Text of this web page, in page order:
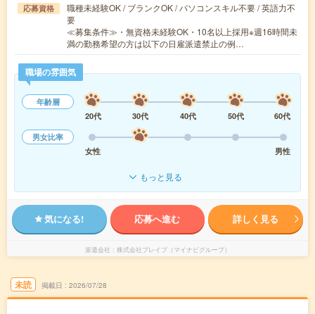
応募資格
職種未経験OK / ブランクOK / パソコンスキル不要 / 英語力不
要
≪募集条件≫・無資格未経験OK・10名以上採用※週16時間未
満の勤務希望の方は以下の日雇派遣禁止の例…
職場の雰囲気
年齢層
20代
30代 40代 50代
60代
男女比率
女性
男性
もっと見る
気になる! 応募へ進む 詳しく見る
派遣会社 株式会社ブレイブ（マイナビグループ）
未読 掲載日 2026/07/28